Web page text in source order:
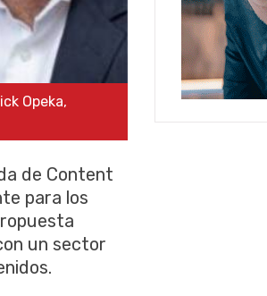
Opeka,
de Content
para los
un sector